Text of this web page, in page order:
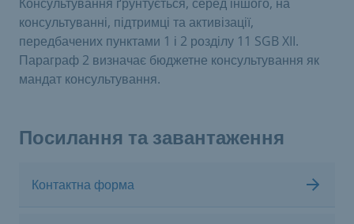
консультуванні, підтримці та активізації,
передбачених пунктами 1 і 2 розділу 11 SGB XII.
Параграф 2 визначає бюджетне консультування як
мандат консультування.
Посилання та завантаження
Контактна форма